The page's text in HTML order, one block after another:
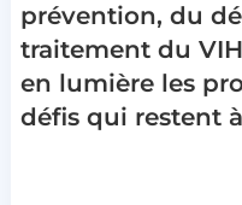
prévention, du
traitement du
en lumière les
défis qui restent